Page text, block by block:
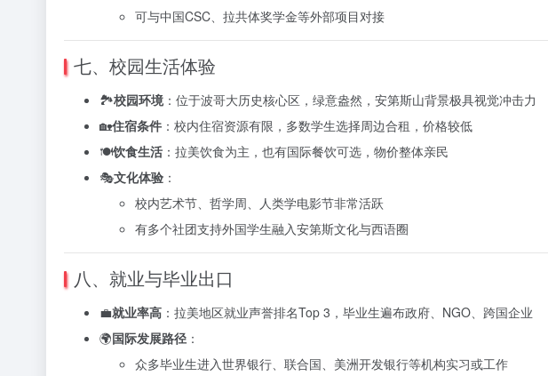
可与中国CSC、拉共体奖学金等外部项目对接
七、校园生活体验
🏞️校园环境 ：位于波哥大历史核心区，绿意盎然，安第斯山背景极具视觉冲击力
🏡住宿条件 ：校内住宿资源有限，多数学生选择周边合租，价格较低
🍽️饮食生活 ：拉美饮食为主，也有国际餐饮可选，物价整体亲民
🎭文化体验 ：
校内艺术节、哲学周、人类学电影节非常活跃
有多个社团支持外国学生融入安第斯文化与西语圈
八、就业与毕业出口
💼就业率高 ：拉美地区就业声誉排名Top 3，毕业生遍布政府、NGO、跨国企业
🌍国际发展路径 ：
众多毕业生进入世界银行、联合国、美洲开发银行等机构实习或工作